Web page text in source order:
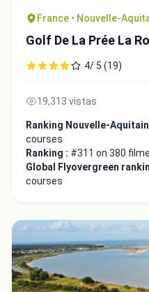
France • Nouvelle-
Golf De La Prée La
4/ 5 (19)
19,313 vistas
Ranking Nouvelle-
courses
Ranking : #311 on 380
Global Flyovergreen
courses